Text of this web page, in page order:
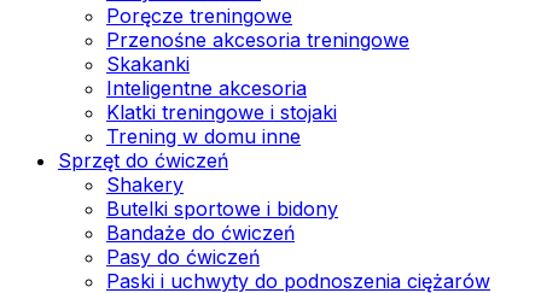
Poręcze treningowe
Przenośne akcesoria treningowe
Skakanki
Inteligentne akcesoria
Klatki treningowe i stojaki
Trening w domu inne
Sprzęt do ćwiczeń
Shakery
Butelki sportowe i bidony
Bandaże do ćwiczeń
Pasy do ćwiczeń
Paski i uchwyty do podnoszenia ciężarów